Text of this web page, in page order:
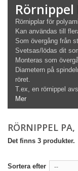
Rörnippel
Rörnipplar för
Kan användas till
Som övergång från
Svetsas/lödas dit
Monteras som
Diametern på
röret.
T.ex, en rörnippel
Mer
RÖRNIPPEL PA,
Det finns 3 produkter.
Sortera efter --